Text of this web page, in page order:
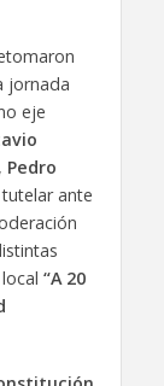
jornada
eje
Pedro
ante
“A 20